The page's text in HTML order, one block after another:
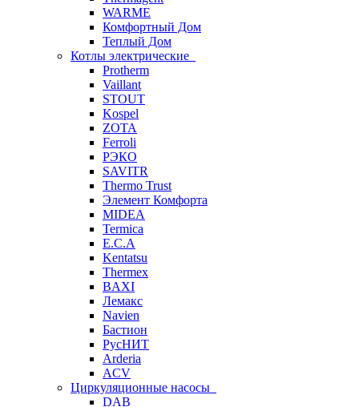
WARME
Комфортный Дом
Теплый Дом
Котлы электрические
Protherm
Vaillant
STOUT
Kospel
ZOTA
Ferroli
РЭКО
SAVITR
Thermo Trust
Элемент Комфорта
MIDEA
Termica
E.C.A
Kentatsu
Thermex
BAXI
Лемакс
Navien
Бастион
РусНИТ
Arderia
ACV
Циркуляционные насосы
DAB